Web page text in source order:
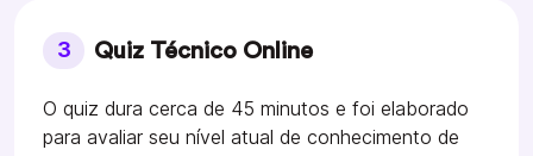
3 Quiz Técnico Online
O quiz dura cerca de 45 minutos e foi elaborado
para avaliar seu nível atual de conhecimento de